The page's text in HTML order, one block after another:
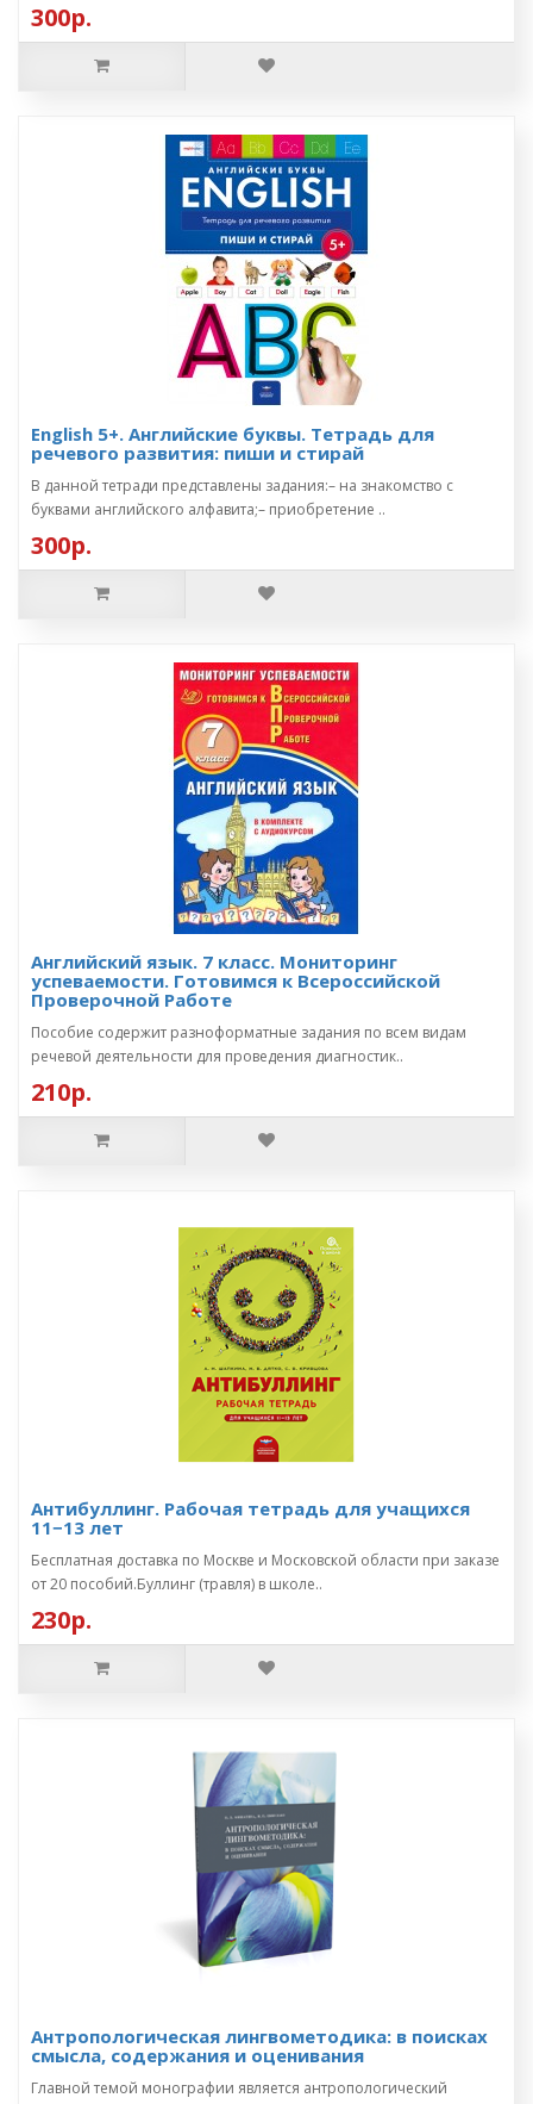
300р.
English 5+. Английские буквы. Тетрадь для
речевого развития: пиши и стирай
В данной тетради представлены задания:– на знакомство с
буквами английского алфавита;– приобретение ..
300р.
Английский язык. 7 класс. Мониторинг
успеваемости. Готовимся к Всероссийской
Проверочной Работе
Пособие содержит разноформатные задания по всем видам
речевой деятельности для проведения диагностик..
210р.
Антибуллинг. Рабочая тетрадь для учащихся
11−13 лет
Бесплатная доставка по Москве и Московской области при заказе
от 20 пособий.Буллинг (травля) в школе..
230р.
Антропологическая лингвометодика: в поисках
смысла, содержания и оценивания
Главной темой монографии является антропологический